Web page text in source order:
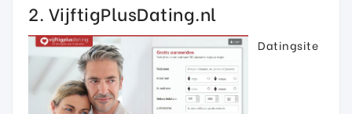
2. VijftigPlusDating.nl
Datingsite